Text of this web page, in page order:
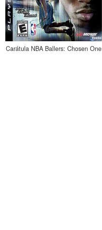
Carátula NBA Ballers: Chosen One